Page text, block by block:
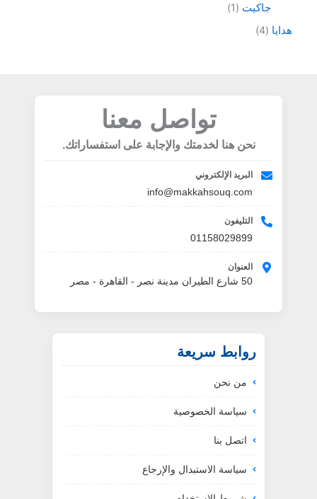
جاكيت
1
هدايا 4
تواصل معنا
نحن هنا لخدمتك والإجابة على استفساراتك.
البريد الإلكتروني
info@makkahsouq.com
التليفون
01158029899
العنوان
50 شارع الطيران مدينة نصر - القاهرة - مصر
روابط سريعة
من نحن
سياسة الخصوصية
اتصل بنا
سياسة الاستبدال والإرجاع